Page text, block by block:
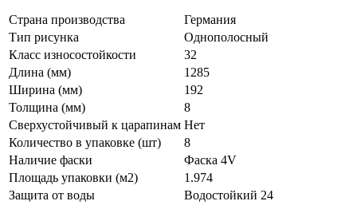
Страна производства
Германия
Тип рисунка
Однополосный
Класс износостойкости
32
Длина (мм)
1285
Ширина (мм)
192
Толщина (мм)
8
Сверхустойчивый к царапинам Нет
Количество в упаковке (шт)
8
Наличие фаски
Фаска 4V
Площадь упаковки (м2)
1.974
Защита от воды
Водостойкий 24